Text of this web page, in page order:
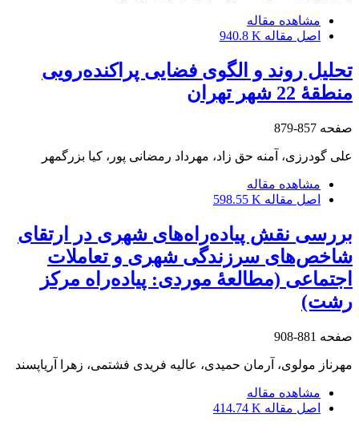
مشاهده مقاله
اصل مقاله 940.8 K
تحلیل روند و الگوی فضایی پراکنده‌رویی
منطقۀ 22 شهر تهران
صفحه 857-879
علی گودرزی، آمنه حق زاد، مهرداد رمضانی پور، کیا بزرگمهر
مشاهده مقاله
اصل مقاله 598.55 K
بررسی نقش پیاده‌راه‌های شهری در ارتقای
شاخص‌های سرزندگی شهری و تعاملات
اجتماعی (مطالعۀ موردی: پیاده‌راه مرکز
رشت)
صفحه 881-908
مهرناز مولوی، آرمان حمیدی، عالیه فریدی فشتمی، زهرا آریاپسند
مشاهده مقاله
اصل مقاله 414.74 K